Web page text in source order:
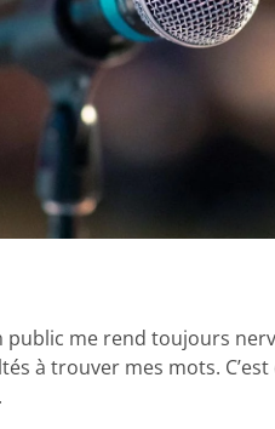
me rend toujours
à trouver mes mots.